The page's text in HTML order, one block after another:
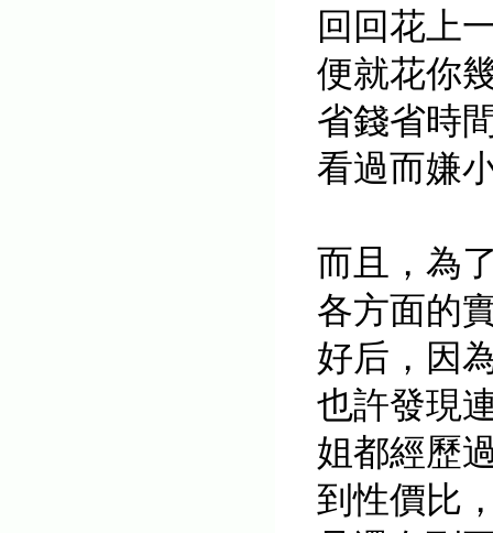
回回花上
便就花你
省錢省時
看過而嫌
而且，為
各方面的
好后， 因
也許發現
姐都經歷
到性價比